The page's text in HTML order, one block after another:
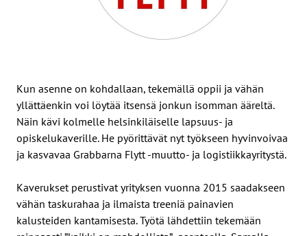
Kun asenne on kohdallaan, tekemällä oppii ja vähän
yllättäenkin voi löytää itsensä jonkun isomman ääreltä.
Näin kävi kolmelle helsinkiläiselle lapsuus- ja
opiskelukaverille. He pyörittävät nyt työkseen hyvinvoivaa
ja kasvavaa Grabbarna Flytt -muutto- ja logistiikkayritystä.
Kaverukset perustivat yrityksen vuonna 2015 saadakseen
vähän taskurahaa ja ilmaista treeniä painavien
kalusteiden kantamisesta. Työtä lähdettiin tekemään